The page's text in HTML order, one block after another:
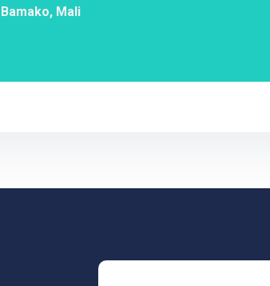
Bamako, Mali